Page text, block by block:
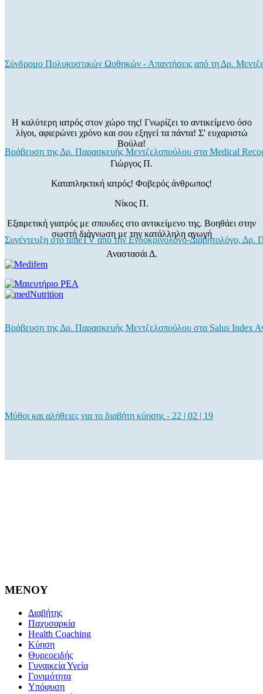
Σύνδρομο Πολυκυστικών Ωοθηκών - Απαντήσεις από τη Δρ.
Βράβευση της Δρ. Παρασκευής Μεντζελοπούλου στα Medical
Συνέντευξη στο timeTV από την Ενδοκρινολόγο-Διαβητολόγο,
Βράβευση της Δρ. Παρασκευής Μεντζελοπούλου στα Salus Index
Μύθοι και αλήθειες για το διαβήτη κύησης - 22 | 02 | 19
Η καλύτερη ιατρός στον χώρο της! Γνωρίζει το αντικείμενο όσο
λίγοι, αφιερώνει χρόνο και σου εξηγεί τα πάντα! Σ' ευχαριστώ
Βούλα!
Γιώργος Π.
Καταπληκτική ιατρός! Φοβερός άνθρωπος!
Νίκος Π.
Εξαιρετική γιατρός με σπουδες στο αντικείμενο της. Βοηθάει στην
σωστή διάγνωση με την κατάλληλη αγωγή
Αναστασάι Δ.
MENOY
Διαβήτης
Παχυσαρκία
Health Coaching
Κύηση
Θυρεοειδής
Γυναικεία Υγεία
Γονιμότητα
Υπόφυση